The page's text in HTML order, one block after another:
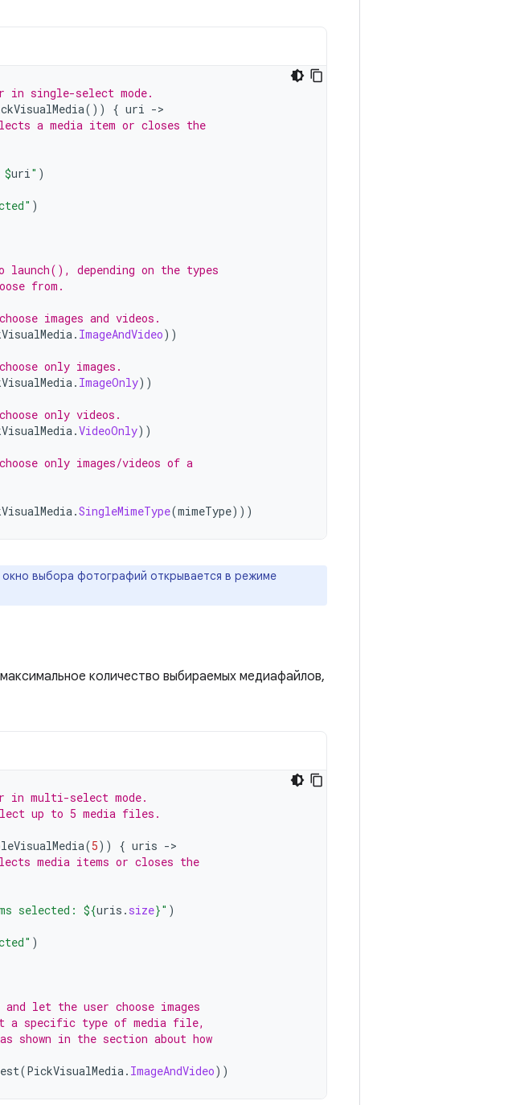
in single-select mode.
()) { uri ->
a media item or closes the
$uri" )
)
depending on the types
from.
images and videos.
. ImageAndVideo))
only images.
. ImageOnly))
only videos.
.VideoOnly))
only images/videos of a
.SingleMimeType(mimeType)))
окно выбора фотографий открывается в режиме
количество выбираемых медиафайлов,
in multi-select mode.
up to 5 media files.
(5)) { uris -
media items or closes the
selected: ${uris . size}" )
)
let the user choose images
a specific type of media file,
shown in the section about how
(PickVisualMedia. ImageAndVideo))